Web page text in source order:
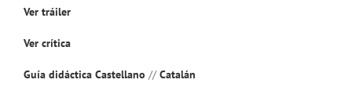
Ver tráiler
Ver crítica
Guía didáctica Castellano //Catalán